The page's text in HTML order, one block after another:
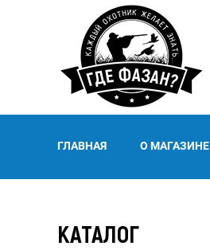
ГЛАВНАЯ О МАГАЗИНЕ
КАТАЛОГ